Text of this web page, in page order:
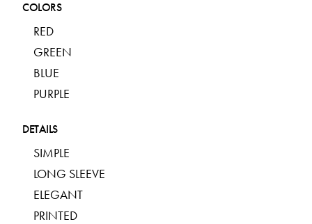
COLORS
RED
GREEN
BLUE
PURPLE
DETAILS
SIMPLE
LONG SLEEVE
ELEGANT
PRINTED